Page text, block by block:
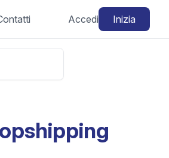
Accedi Inizia